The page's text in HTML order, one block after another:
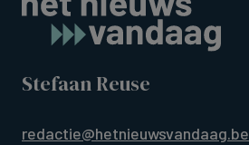
Stefaan Reuse
redactie@hetnieuwsvandaag.be